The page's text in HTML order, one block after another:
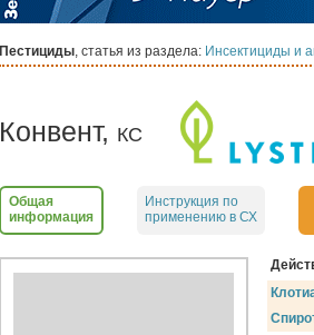
Пестициды, статья из раздела: Инсектициды и
Конвент, КС
Общая
информация
Инструкция по
применению в СХ